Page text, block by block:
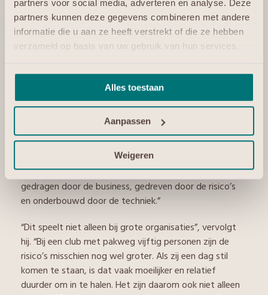
partners voor social media, adverteren en analyse. Deze
partners kunnen deze gegevens combineren met andere
informatie die u aan ze heeft verstrekt of die ze hebben
verzameld op basis van uw gebruik van hun services.
Alles toestaan
Aanpassen
Weigeren
belangrijke rol weggelegd, vindt Honkoop. “Ze kunnen
opschuiven in de keten, want er is ruimte om trusted
advisor te worden: iemand die klanten helpt bij het
rol te kunnen vervullen moet je kijken naar de hele
organisatie. Welke risico’s zijn er? Hoe kun je
doordraaien als de hele IT-omgeving, om wat voor
reden dan ook, op zwart gaat? Als organisaties de
juiste risicoafwegingen maken, komen ze er vaak achter
dat ze minder nodig hebben dan waar ze in eerste
instantie om vroegen. Daar moet een trusted advisor
ze bij begeleiden. Goed advies wordt uiteindelijk
gedragen door de business, gedreven door de risico’s
en onderbouwd door de techniek.”
“Dit speelt niet alleen bij grote organisaties”, vervolgt
hij. “Bij een club met pakweg vijftig personen zijn de
risico’s misschien nog wel groter. Als zij een dag stil
komen te staan, is dat vaak moeilijker en relatief
duurder om in te halen. Het zijn daarom ook niet alleen